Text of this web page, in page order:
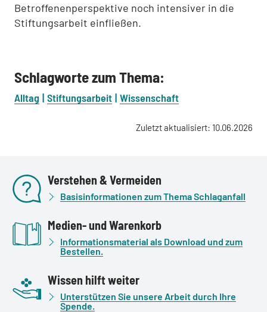
Betroffenenperspektive noch intensiver in die
Stiftungsarbeit einfließen.
Schlagworte zum Thema:
Alltag Stiftungsarbeit Wissenschaft
Zuletzt aktualisiert: 10.06.2026
Verstehen & Vermeiden
Basisinformationen zum Thema Schlaganfall
Medien- und Warenkorb
Informationsmaterial als Download und zum
Bestellen.
Wissen hilft weiter
Unterstützen Sie unsere Arbeit durch Ihre
Spende.